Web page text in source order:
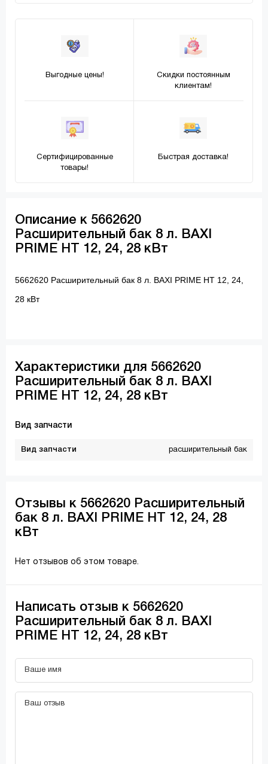
Выгодные цены!
Скидки постоянным
клиентам!
Сертифицированные
товары!
Быстрая доставка!
Описание к 5662620
Расширительный бак 8 л. BAXI
PRIME HT 12, 24, 28 кВт
5662620 Расширительный бак 8 л. BAXI PRIME HT 12, 24,
28 кВт
Характеристики для 5662620
Расширительный бак 8 л. BAXI
PRIME HT 12, 24, 28 кВт
Вид запчасти
Вид запчасти расширительный бак
Отзывы к 5662620 Расширительный
бак 8 л. BAXI PRIME HT 12, 24, 28
кВт
Нет отзывов об этом товаре.
Написать отзыв к 5662620
Расширительный бак 8 л. BAXI
PRIME HT 12, 24, 28 кВт